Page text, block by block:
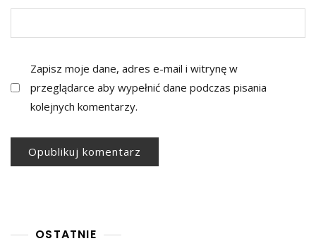
Zapisz moje dane, adres e-mail i witrynę w
przeglądarce aby wypełnić dane podczas pisania
kolejnych komentarzy.
OSTATNIE